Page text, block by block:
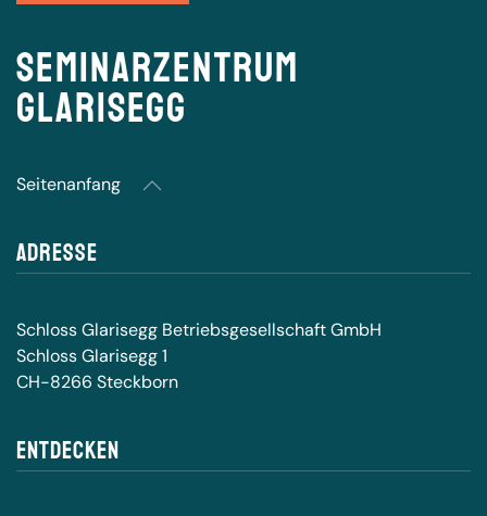
Seminarzentrum
Glarisegg
Seitenanfang
Adresse
Schloss Glarisegg Betriebsgesellschaft GmbH
Schloss Glarisegg 1
CH-8266 Steckborn
Entdecken